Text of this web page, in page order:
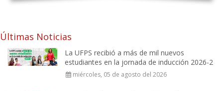
Últimas Noticias
La UFPS recibió a más de mil nuevos
estudiantes en la jornada de inducción 2026-2
miércoles, 05 de agosto del 2026